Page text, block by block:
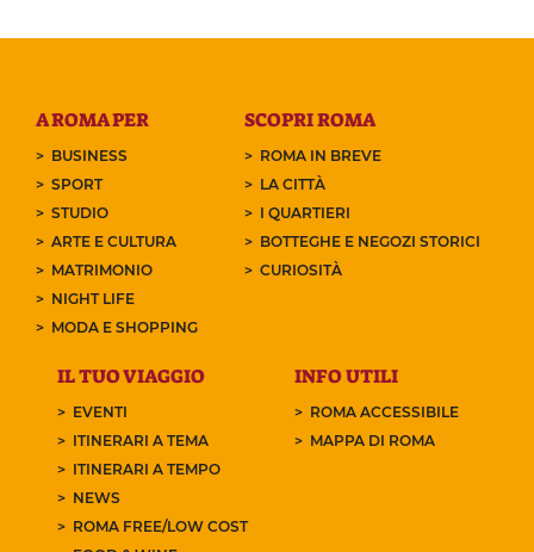
A ROMA PER
BUSINESS
SPORT
STUDIO
ARTE E CULTURA
MATRIMONIO
NIGHT LIFE
MODA E SHOPPING
SCOPRI ROMA
ROMA IN BREVE
LA CITTÀ
I QUARTIERI
BOTTEGHE E NEGOZI STORICI
CURIOSITÀ
IL TUO VIAGGIO
EVENTI
ITINERARI A TEMA
ITINERARI A TEMPO
NEWS
ROMA FREE/LOW COST
INFO UTILI
ROMA ACCESSIBILE
MAPPA DI ROMA